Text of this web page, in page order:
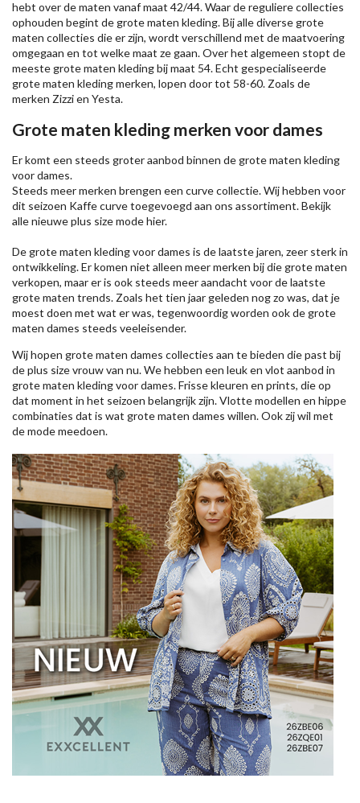
hebt over de maten vanaf maat 42/44. Waar de reguliere collecties
ophouden begint de grote maten kleding. Bij alle diverse grote
maten collecties die er zijn, wordt verschillend met de maatvoering
omgegaan en tot welke maat ze gaan. Over het algemeen stopt de
meeste grote maten kleding bij maat 54. Echt gespecialiseerde
grote maten kleding merken, lopen door tot 58-60. Zoals de
merken Zizzien Yesta.
Grote maten kleding merken voor dames
Er komt een steeds groter aanbod binnen de grote maten kleding
voor dames.
Steeds meer merken brengen een curve collectie. Wij hebben voor
dit seizoen Kaffecurve toegevoegd aan ons assortiment. Bekijk
alle nieuweplus size modehier.
De grote maten kleding voor dames is de laatste jaren, zeer sterk in
ontwikkeling. Er komen niet alleen meer merken bij die grote maten
verkopen, maar er is ook steeds meer aandacht voor de laatste
grote maten trends. Zoals het tien jaar geleden nog zo was, dat je
moest doen met wat er was, tegenwoordig worden ook de grote
maten dames steeds veeleisender.
Wij hopen grote maten dames collecties aan te bieden die past bij
de plus size vrouw van nu. We hebben een leuk en vlot aanbod in
grote maten kleding voor dames. Frisse kleuren en prints, die op
dat moment in het seizoen belangrijk zijn. Vlotte modellen en hippe
combinaties dat is wat grote maten dames willen. Ook zij wil met
de mode meedoen.